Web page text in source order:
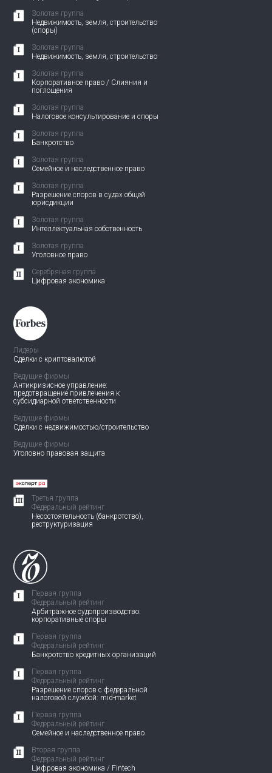
Золотая группа
Недвижимость, земля, строительство
(споры)
Золотая группа
Недвижимость, земля, строительство
Золотая группа
Корпоративное право / Слияния и
поглощения
Золотая группа
Налоговое консультирование и споры
Золотая группа
Банкротство
Золотая группа
Семейное и наследственное право
Золотая группа
Разрешение споров в судах общей
юрисдикции
Золотая группа
Интеллектуальная собственность
Золотая группа
Уголовное право
Серебряная группа
Цифровая экономика
Лидеры
Сделки с криптовалютой
Ведущие фирмы
Антикризисное управление:
предотвращение привлечения к
субсидиарной ответственности
Ведущие фирмы
Сделки с недвижимостью/строительство
Ведущие фирмы
Уголовно правовая защита
Третья группа
Федеральный рейтинг
Несостоятельность (банкротство),
реструктуризация
Первая группа
Федеральный рейтинг
Арбитражное судопроизводство:
корпоративные споры
Первая группа
Федеральный рейтинг
Банкротство кредитных организаций
Первая группа
Федеральный рейтинг
Разрешение споров с федеральной
налоговой службой: mid-market
Первая группа
Федеральный рейтинг
Семейное и наследственное право
Вторая группа
Федеральный рейтинг
Цифровая экономика / Fintech